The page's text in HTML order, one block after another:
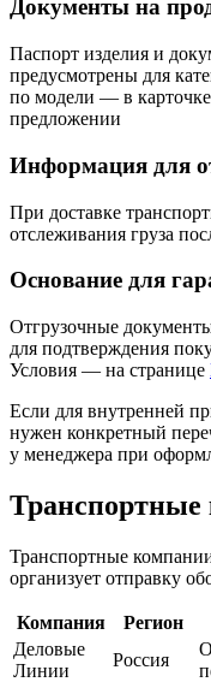
Документы на
Паспорт изделия и
предусмотрены для
по модели — в
предложении
Информация для
При доставке
отслеживания груза
Основание для
Отгрузочные
для подтверждения
Условия — на странице
Если для внутренней
нужен конкретный
у менеджера при
Транспортные
организует отправку
Компания Регион
Деловые
Линии
Россия